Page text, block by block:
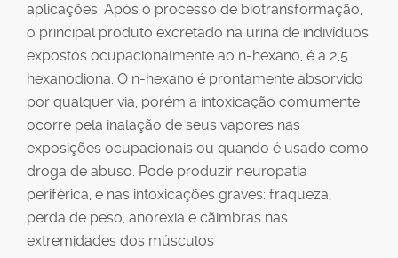
aplicações. Após o processo de biotransformação,
o principal produto excretado na urina de indivíduos
expostos ocupacionalmente ao n-hexano, é a 2,5
hexanodiona. O n-hexano é prontamente absorvido
por qualquer via, porém a intoxicação comumente
ocorre pela inalação de seus vapores nas
exposições ocupacionais ou quando é usado como
droga de abuso. Pode produzir neuropatia
periférica, e nas intoxicações graves: fraqueza,
perda de peso, anorexia e cãimbras nas
extremidades dos músculos